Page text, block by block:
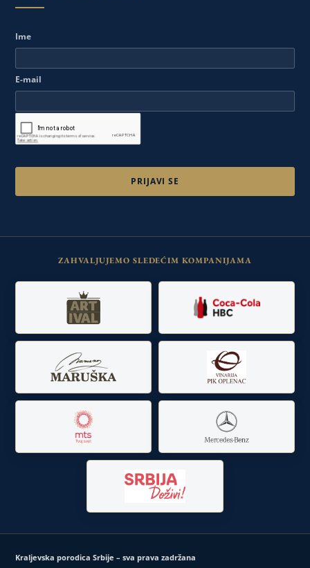
Ime
E-mail
ZAHVALJUJEMO SLEDEĆIM KOMPANIJAMA
Kraljevska porodica Srbije – sva prava zadržana